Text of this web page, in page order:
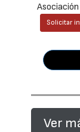
Solicitar
Ver